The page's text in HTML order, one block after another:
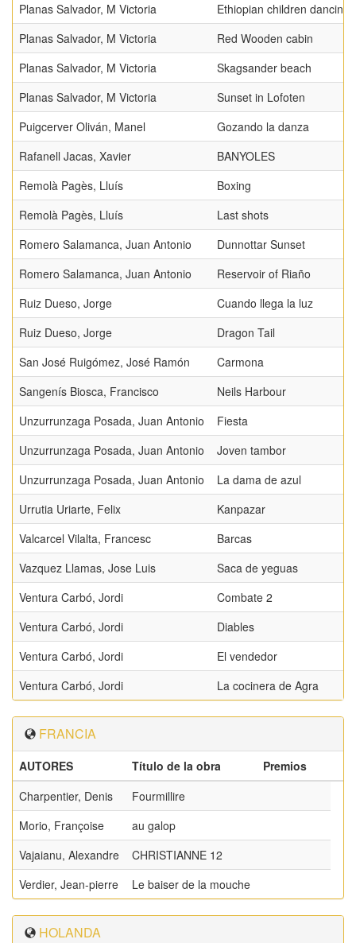
Planas Salvador, M Victoria
Ethiopian children dancing
Planas Salvador, M Victoria
Red Wooden cabin
Planas Salvador, M Victoria
Skagsander beach
Planas Salvador, M Victoria
Sunset in Lofoten
Puigcerver Oliván, Manel
Gozando la danza
Rafanell Jacas, Xavier
BANYOLES
Remolà Pagès, Lluís
Boxing
Remolà Pagès, Lluís
Last shots
Romero Salamanca, Juan Antonio
Dunnottar Sunset
Romero Salamanca, Juan Antonio
Reservoir of Riaño
Ruiz Dueso, Jorge
Cuando llega la luz
Ruiz Dueso, Jorge
Dragon Tail
San José Ruigómez, José Ramón
Carmona
Sangenís Biosca, Francisco
Neils Harbour
Unzurrunzaga Posada, Juan Antonio
Fiesta
Unzurrunzaga Posada, Juan Antonio
Joven tambor
Unzurrunzaga Posada, Juan Antonio
La dama de azul
Urrutia Uriarte, Felix
Kanpazar
Valcarcel Vilalta, Francesc
Barcas
Vazquez Llamas, Jose Luis
Saca de yeguas
Ventura Carbó, Jordi
Combate 2
Ventura Carbó, Jordi
Diables
Ventura Carbó, Jordi
El vendedor
Ventura Carbó, Jordi
La cocinera de Agra
FRANCIA
AUTORES Título de la obra
Premios
Charpentier, Denis
Fourmillire
Morio, Françoise
au galop
Vajaianu, Alexandre
CHRISTIANNE 12
Verdier, Jean-pierre
Le baiser de la mouche
HOLANDA